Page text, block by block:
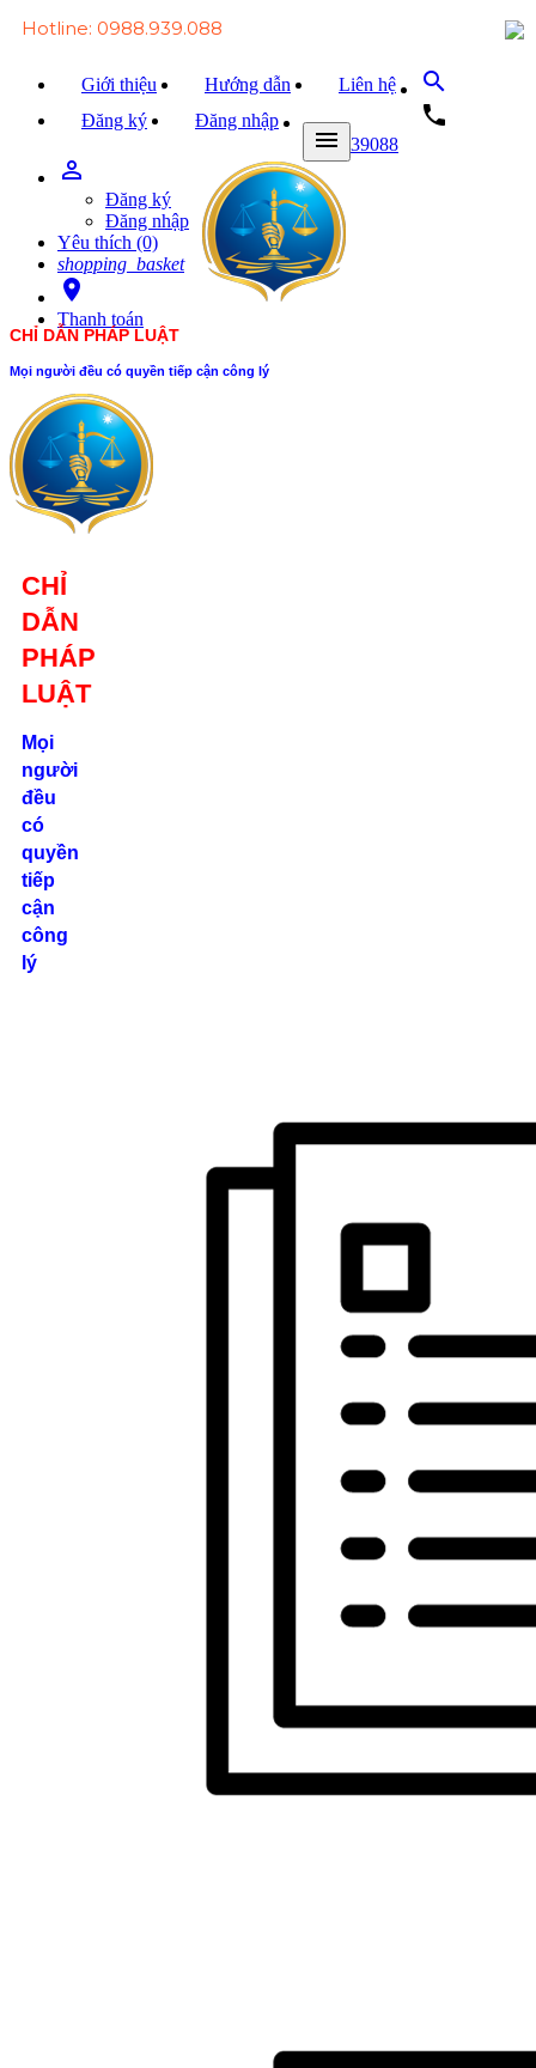
Hotline: 0988.939.088
Giới thiệu Hướng dẫn
Liên hệ
Đăng ký
Đăng nhập
search
local_phone
0988939088
person_outline
Đăng ký
Đăng nhập
Yêu thích (0)
shopping_basket
room
Thanh toán
menu
CHỈ DẪN PHÁP LUẬT
Mọi người đều có quyền tiếp cận công lý
CHỈ
DẪN
PHÁP
LUẬT
Mọi
người
đều
có
quyền
tiếp
cận
công
lý
Trang chủ
Văn bản Luật
Văn bản Đảng
Tài liệu
Hỏi - đáp
Trao đổi
Tin tức
Liên hệ
Số 24/2B
Đường Võ
Oanh, P. 25, Q.
Bình Thạnh, Tp.
Hồ Chí Minh
0862.000.639